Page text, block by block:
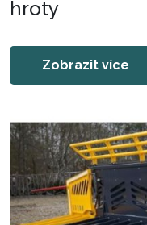
hroty
Zobrazit více